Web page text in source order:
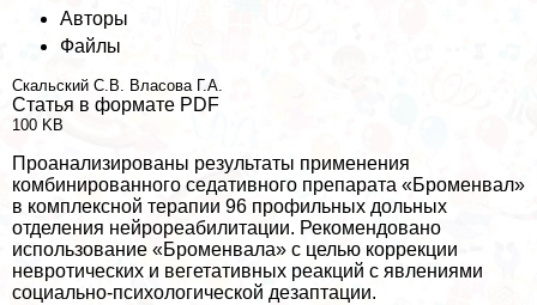
Авторы
Файлы
Скальский С.В. Власова Г.А.
Статья в формате PDF
100 KB
Проанализированы результаты применения
комбинированного седативного препарата «Броменвал»
в комплексной терапии 96 профильных дольных
отделения нейрореабилитации. Рекомендовано
использование «Броменвала» с целью коррекции
невротических и вегетативных реакций с явлениями
социально-психологической дезаптации.